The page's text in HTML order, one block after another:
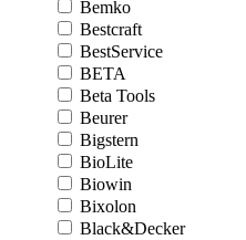
Bemko
Bestcraft
BestService
BETA
Beta Tools
Beurer
Bigstern
BioLite
Biowin
Bixolon
Black&Decker